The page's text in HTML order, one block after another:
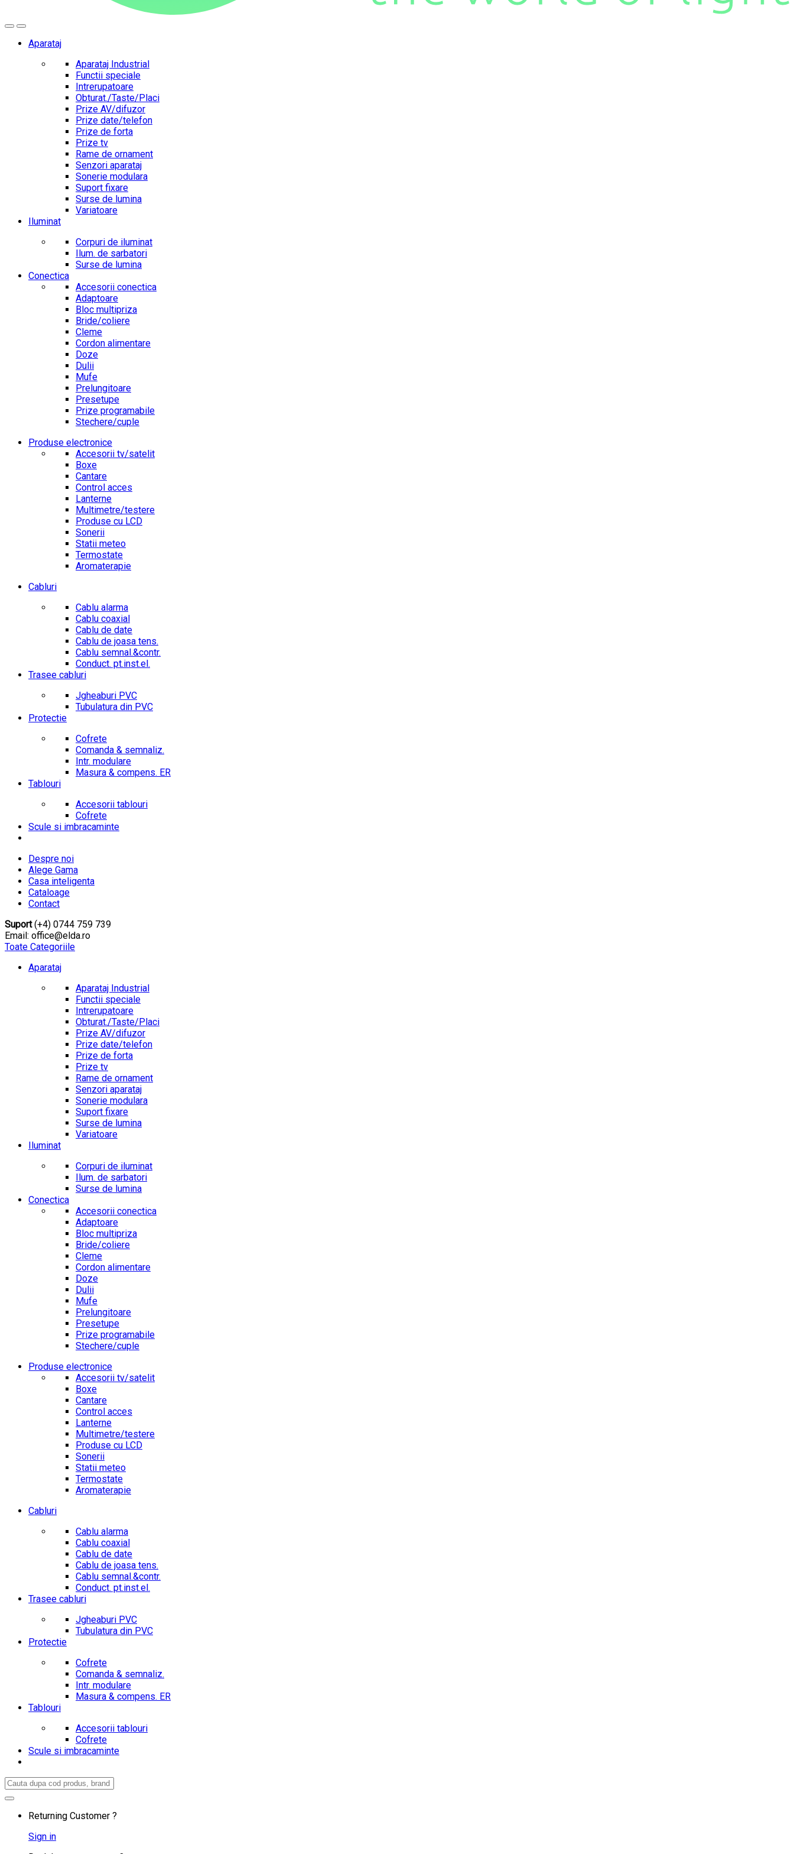
Aparataj
Aparataj Industrial
Functii speciale
Intrerupatoare
Obturat./Taste/Placi
Prize AV/difuzor
Prize date/telefon
Prize de forta
Prize tv
Rame de ornament
Senzori aparataj
Sonerie modulara
Suport fixare
Surse de lumina
Variatoare
Iluminat
Corpuri de iluminat
Ilum. de sarbatori
Surse de lumina
Conectica
Accesorii conectica
Adaptoare
Bloc multipriza
Bride/coliere
Cleme
Cordon alimentare
Doze
Dulii
Mufe
Prelungitoare
Presetupe
Prize programabile
Stechere/cuple
Produse electronice
Accesorii tv/satelit
Boxe
Cantare
Control acces
Lanterne
Multimetre/testere
Produse cu LCD
Sonerii
Statii meteo
Termostate
Aromaterapie
Cabluri
Cablu alarma
Cablu coaxial
Cablu de date
Cablu de joasa tens.
Cablu semnal.&contr.
Conduct. pt.inst.el.
Trasee cabluri
Jgheaburi PVC
Tubulatura din PVC
Protectie
Cofrete
Comanda & semnaliz.
Intr. modulare
Masura & compens. ER
Tablouri
Accesorii tablouri
Cofrete
Scule si imbracaminte
Despre noi
Alege Gama
Casa inteligenta
Cataloage
Contact
Suport(+4) 0744 759 739
Email: office@elda.ro
Toate Categoriile
Aparataj
Aparataj Industrial
Functii speciale
Intrerupatoare
Obturat./Taste/Placi
Prize AV/difuzor
Prize date/telefon
Prize de forta
Prize tv
Rame de ornament
Senzori aparataj
Sonerie modulara
Suport fixare
Surse de lumina
Variatoare
Iluminat
Corpuri de iluminat
Ilum. de sarbatori
Surse de lumina
Conectica
Accesorii conectica
Adaptoare
Bloc multipriza
Bride/coliere
Cleme
Cordon alimentare
Doze
Dulii
Mufe
Prelungitoare
Presetupe
Prize programabile
Stechere/cuple
Produse electronice
Accesorii tv/satelit
Boxe
Cantare
Control acces
Lanterne
Multimetre/testere
Produse cu LCD
Sonerii
Statii meteo
Termostate
Aromaterapie
Cabluri
Cablu alarma
Cablu coaxial
Cablu de date
Cablu de joasa tens.
Cablu semnal.&contr.
Conduct. pt.inst.el.
Trasee cabluri
Jgheaburi PVC
Tubulatura din PVC
Protectie
Cofrete
Comanda & semnaliz.
Intr. modulare
Masura & compens. ER
Tablouri
Accesorii tablouri
Cofrete
Scule si imbracaminte
Search
for:
Returning Customer ?
Sign in